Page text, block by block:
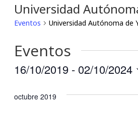
Universidad
Eventos Universidad Autónoma de
Eventos
16/10/2019 - 02/10/2024
octubre 2019